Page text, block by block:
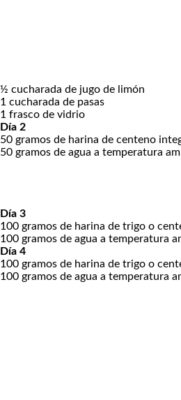
½ cucharada de jugo de limón
1 cucharada de pasas
1 frasco de vidrio
Día 2
50 gramos de harina de centeno
50 gramos de agua a temperatura
Día 3
100 gramos de harina de trigo o
100 gramos de agua a temperatura
Día 4
100 gramos de harina de trigo o
100 gramos de agua a temperatura